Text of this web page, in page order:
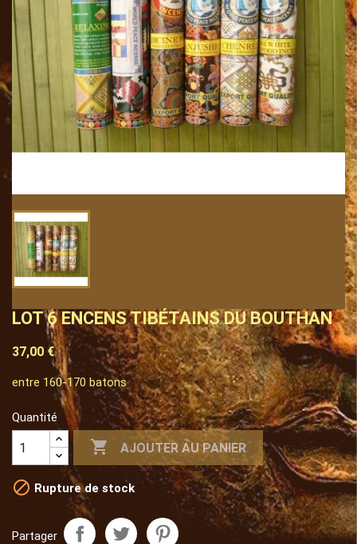
LOT 6 ENCENS TIBÉTAINS DU BOUTHAN
37,00 €
entre 160-170 batons
Quantité
 AJOUTER AU PANIER
 Rupture de stock
Partager